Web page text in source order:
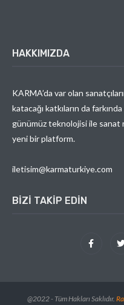
HAKKIMIZDA
KARMA’da var olan
katacağı katkıların da
günümüz teknolojisi ile
yeni bir platform.
iletisim@karmaturkiye.com
BIZI TAKIP EDIN
@2022 - Tüm Hakları Saklıdır.